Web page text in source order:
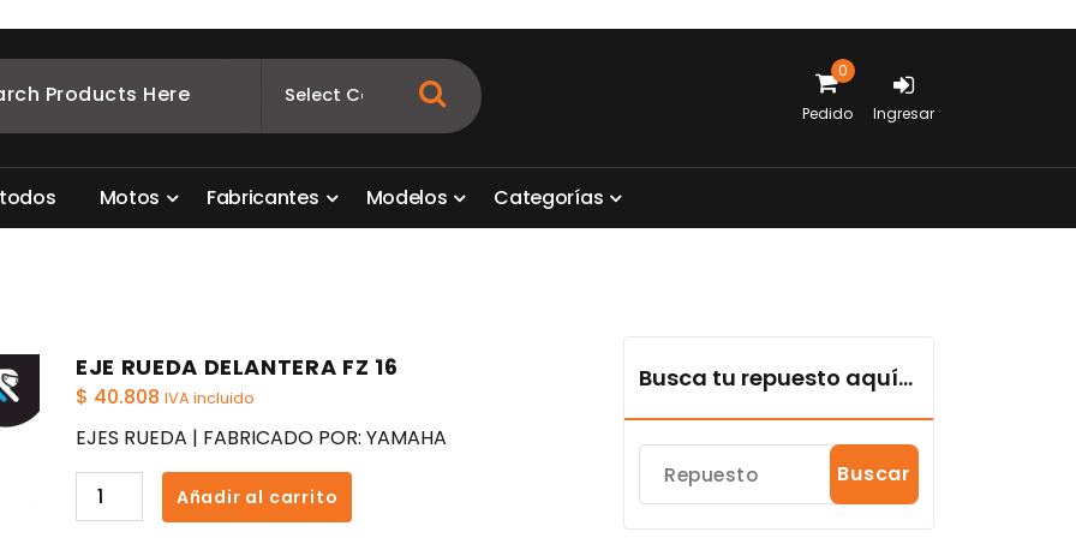
motos. Aquí está lo que necesitas
0
Pedido Ingresar
todos Motos Fabricantes Modelos Categorías
EJE RUEDA DELANTERA FZ 16
$ 40.808 IVA incluido
EJES RUEDA | FABRICADO POR: YAMAHA
EJE
RUEDA
Añadir al carrito
Busca tu repuesto aquí...
Buscar